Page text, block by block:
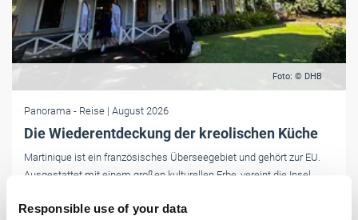
Responsible use of your data
Foto: © DHB
Panorama - Reise | August 2026
Die Wiederentdeckung der kreolischen Küche
Martinique ist ein französisches Überseegebiet und gehört zur EU.
Ausgestattet mit einem großen kulturellen Erbe, vereint die Insel
Plus: Für die Einreise reicht der Personalausweis. Bezahlt wird in